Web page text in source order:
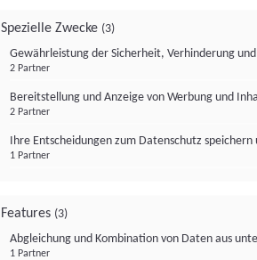
Spezielle Zwecke (3)
Gewährleistung der Sicherheit, Verhinderung
2 Partner
Bereitstellung und Anzeige von Werbung und
2 Partner
Ihre Entscheidungen zum Datenschutz
1 Partner
Features (3)
Abgleichung und Kombination von Daten aus
1 Partner